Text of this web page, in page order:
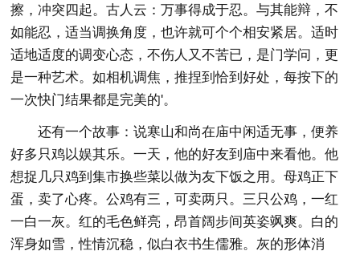
擦，冲突四起。古人云：万事得成于忍。与其能辩，不
如能忍，适当调换角度，也许就可个个相安紧居。适时
适地适度的调变心态，不伤人又不苦已，是门学问，更
是一种艺术。如相机调焦，推捏到恰到好处，每按下的
一次快门结果都是完美的'。
还有一个故事：说寒山和尚在庙中闲适无事，便养
好多只鸡以娱其乐。一天，他的好友到庙中来看他。他
想捉几只鸡到集市换些菜以做为友下饭之用。母鸡正下
蛋，卖了心疼。公鸡有三，可卖两只。三只公鸡，一红
一白一灰。红的毛色鲜亮，昂首阔步间英姿飒爽。白的
浑身如雪，性情沉稳，似白衣书生儒雅。灰的形体消